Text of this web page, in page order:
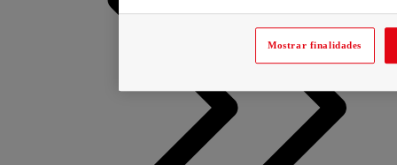
Mostrar finalidades